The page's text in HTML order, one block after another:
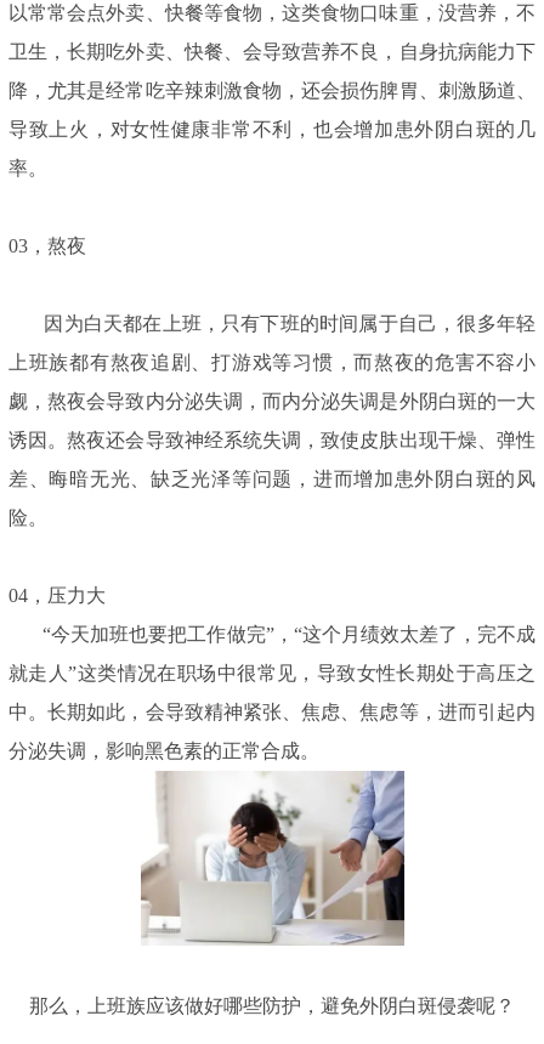
以常常会点外卖、快餐等食物，这类食物口味重，没营养，不
卫生，长期吃外卖、快餐、会导致营养不良，自身抗病能力下
降，尤其是经常吃辛辣刺激食物，还会损伤脾胃、刺激肠道、
导致上火，对女性健康非常不利，也会增加患外阴白斑的几
率。
03，熬夜
因为白天都在上班，只有下班的时间属于自己，很多年轻
上班族都有熬夜追剧、打游戏等习惯，而熬夜的危害不容小
觑，熬夜会导致内分泌失调，而内分泌失调是外阴白斑的一大
诱因。熬夜还会导致神经系统失调，致使皮肤出现干燥、弹性
差、晦暗无光、缺乏光泽等问题，进而增加患外阴白斑的风
险。
04，压力大
“今天加班也要把工作做完”，“这个月绩效太差了，完不成
就走人”这类情况在职场中很常见，导致女性长期处于高压之
中。长期如此，会导致精神紧张、焦虑、焦虑等，进而引起内
分泌失调，影响黑色素的正常合成。
那么，上班族应该做好哪些防护，避免外阴白斑侵袭呢？